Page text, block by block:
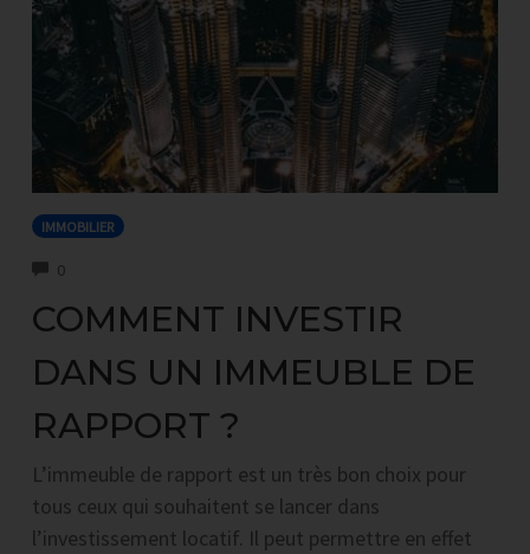
IMMOBILIER
0COMMENTS
COMMENT INVESTIR
DANS UN IMMEUBLE DE
RAPPORT ?
L’immeuble de rapport est un très bon choix pour
tous ceux qui souhaitent se lancer dans
l’investissement locatif. Il peut permettre en effet